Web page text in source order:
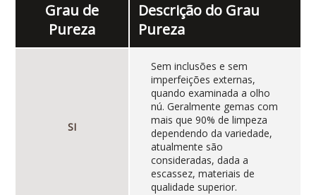
Grau de
Pureza
Descrição do Grau
Pureza
SI
Sem inclusões e sem
imperfeições externas,
quando examinada a olho
nú. Geralmente gemas com
mais que 90% de limpeza
dependendo da variedade,
atualmente são
consideradas, dada a
escassez, materiais de
qualidade superior.